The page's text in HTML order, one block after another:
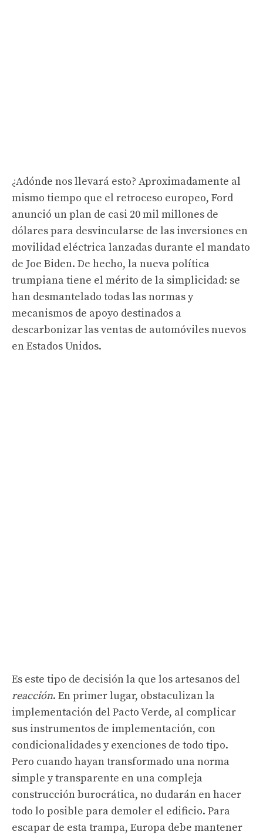
¿Adónde nos llevará esto? Aproximadamente al
mismo tiempo que el retroceso europeo, Ford
anunció un plan de casi 20 mil millones de
dólares para desvincularse de las inversiones en
movilidad eléctrica lanzadas durante el mandato
de Joe Biden. De hecho, la nueva política
trumpiana tiene el mérito de la simplicidad: se
han desmantelado todas las normas y
mecanismos de apoyo destinados a
descarbonizar las ventas de automóviles nuevos
en Estados Unidos.
Es este tipo de decisión la que los artesanos del
reacción. En primer lugar, obstaculizan la
implementación del Pacto Verde, al complicar
sus instrumentos de implementación, con
condicionalidades y exenciones de todo tipo.
Pero cuando hayan transformado una norma
simple y transparente en una compleja
construcción burocrática, no dudarán en hacer
todo lo posible para demoler el edificio. Para
escapar de esta trampa, Europa debe mantener